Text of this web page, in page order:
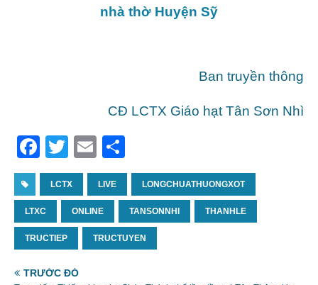
nhà thờ Huyện Sỹ
Ban truyền thông
CĐ LCTX Giáo hạt Tân Sơn Nhì
F
a
c
e
b
T
w
itt
er
E
m
ai
l
h
ar
e
LCTX LIVE LONGCHUATHUONGXOT
LTXC ONLINE TANSONNHI THANHLE
TRUCTIEP TRUCTUYEN
TRƯỚC ĐÓ